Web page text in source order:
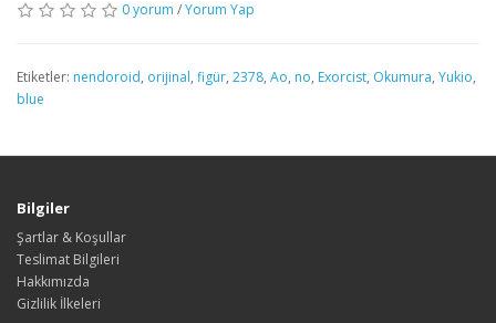
0 yorum /Yorum Yap
Etiketler: nendoroid, orijinal, figür, 2378, Ao, no, Exorcist, Okumura, Yukio,
blue
Bilgiler
Şartlar & Koşullar
Teslimat Bilgileri
Hakkımızda
Gizlilik İlkeleri